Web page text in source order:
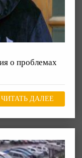
о проблемах
ЧИТАТЬ ДАЛЕЕ